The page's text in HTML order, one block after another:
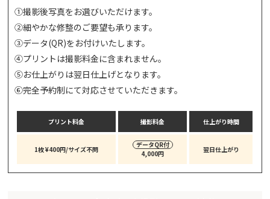
①撮影後写真をお選びいただけます。
②細やかな修整のご要望も承ります。
③データ(QR)をお付けいたします。
④プリントは撮影料金に含まれません。
⑤お仕上がりは翌日仕上げとなります。
⑥完全予約制にて対応させていただきます。
プリント料金 撮影料金 仕上がり時間
1枚 ¥400円/サイズ不問
データQR付
4,000円
翌日仕上がり